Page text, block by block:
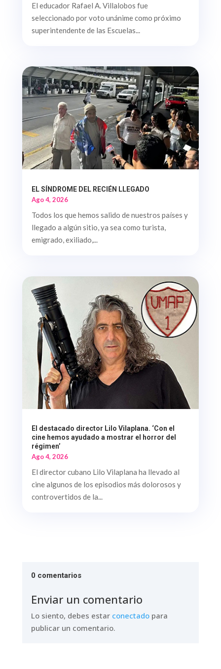
El educador Rafael A. Villalobos fue
seleccionado por voto unánime como próximo
superintendente de las Escuelas...
EL SÍNDROME DEL RECIÉN LLEGADO
Ago 4, 2026
Todos los que hemos salido de nuestros países y
llegado a algún sitio, ya sea como turista,
emigrado, exiliado,...
El destacado director Lilo Vilaplana. ‘Con el
cine hemos ayudado a mostrar el horror del
régimen’
Ago 4, 2026
El director cubano Lilo Vilaplana ha llevado al
cine algunos de los episodios más dolorosos y
controvertidos de la...
0 comentarios
Enviar un comentario
Lo siento, debes estar conectadopara
publicar un comentario.